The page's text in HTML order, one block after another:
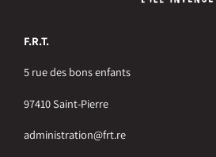
F.R.T.
5 rue des bons enfants
97410 Saint-Pierre
administration@frt.re